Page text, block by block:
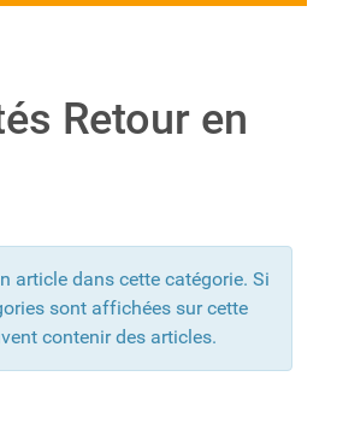
Retour en
article dans cette catégorie. Si
sont affichées sur cette
contenir des articles.